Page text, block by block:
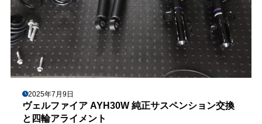
2025年7月9日
ヴェルファイア AYH30W 純正サスペンション交換
と四輪アライメント